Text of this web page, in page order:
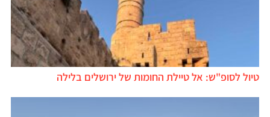
טיול לסופ"ש: אל טיילת החומות של ירושלים בלילה